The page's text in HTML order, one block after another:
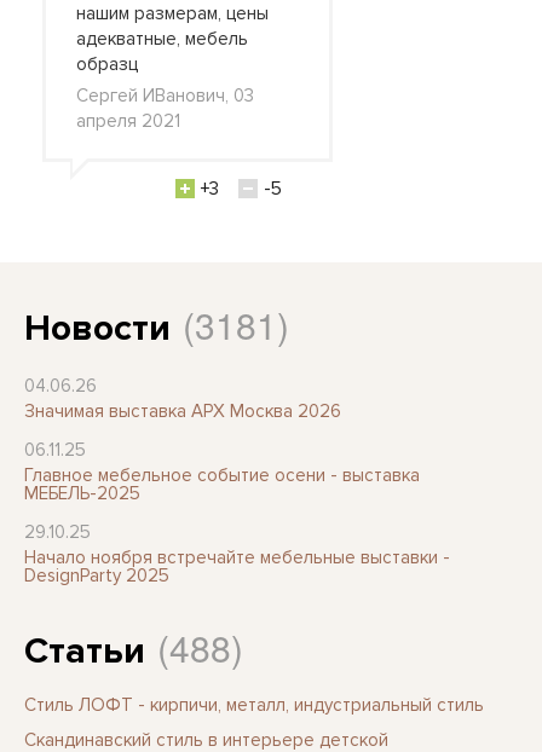
нашим размерам, цены
адекватные, мебель
образц
Сергей ИВанович, 03
апреля 2021
+3 -5
Новости (3181)
04.06.26
Значимая выставка АРХ Москва 2026
06.11.25
Главное мебельное событие осени - выставка
МЕБЕЛЬ-2025
29.10.25
Начало ноября встречайте мебельные выставки -
DesignParty 2025
Статьи (488)
Стиль ЛОФТ - кирпичи, металл, индустриальный стиль
Скандинавский стиль в интерьере детской